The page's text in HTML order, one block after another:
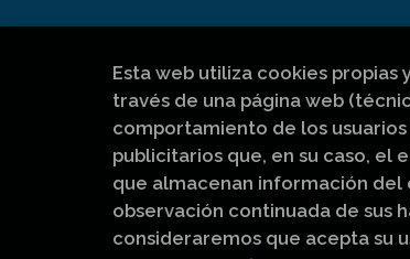
Esta web utiliza cookies
través de una página web
comportamiento de los
publicitarios que, en su caso, el
que almacenan información
observación continuada de sus
consideraremos que acepta su